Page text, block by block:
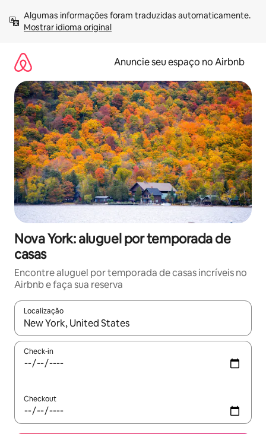
para
Mostrar idioma original
Anuncie seu espaço no Airbnb
Nova York: aluguel por temporada de
casas
Encontre aluguel por temporada de casas incríveis no
Airbnb e faça sua reserva
Localização
Quando os resultados estiverem disponíveis, explore-os
Check-in
Checkout